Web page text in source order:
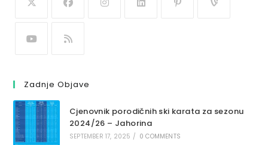
Zadnje Objave
Cjenovnik porodičnih ski karata za sezonu
2024/26 – Jahorina
SEPTEMBER 17, 2025 / 0 COMMENTS